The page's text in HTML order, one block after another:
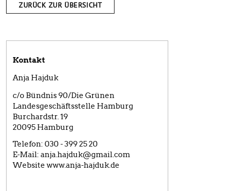
ZURÜCK ZUR ÜBERSICHT
Kontakt
Anja Hajduk
c/o Bündnis 90/Die Grünen
Landesgeschäftsstelle Hamburg
Burchardstr. 19
20095 Hamburg
Telefon: 030 - 399 25 20
E-Mail: anja.hajduk@gmail.com
Website www.anja-hajduk.de